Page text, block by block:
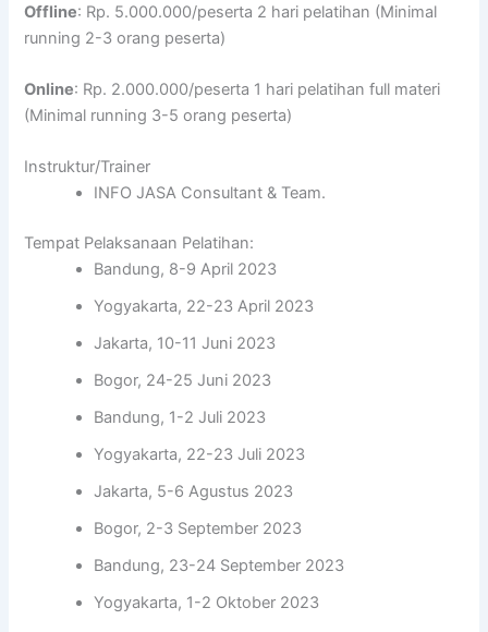
Offline: Rp. 5.000.000/peserta 2 hari pelatihan (Minimal
running 2-3 orang peserta)
Online: Rp. 2.000.000/peserta 1 hari pelatihan full materi
(Minimal running 3-5 orang peserta)
Instruktur/Trainer
INFO JASA Consultant & Team.
Tempat Pelaksanaan Pelatihan:
Bandung, 8-9 April 2023
Yogyakarta, 22-23 April 2023
Jakarta, 10-11 Juni 2023
Bogor, 24-25 Juni 2023
Bandung, 1-2 Juli 2023
Yogyakarta, 22-23 Juli 2023
Jakarta, 5-6 Agustus 2023
Bogor, 2-3 September 2023
Bandung, 23-24 September 2023
Yogyakarta, 1-2 Oktober 2023